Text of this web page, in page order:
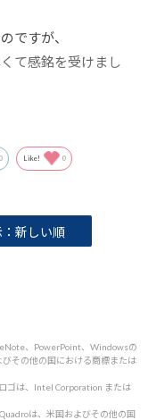
ですが、
て感銘を受けまし
0 Like! 0
：新しい順
、PowerPoint、Windowsの
その他の国における商標または
ゴは、Intel Corporation または
は、米国およびその他の国